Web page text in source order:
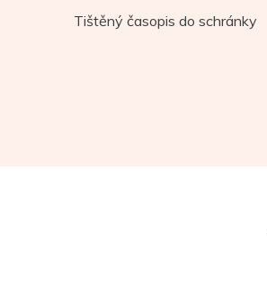
Tištěný časopis do schránky